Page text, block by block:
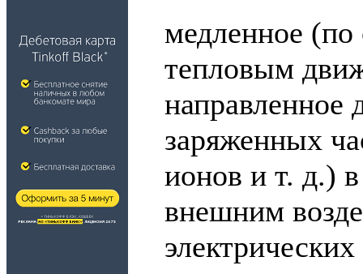
медленное
тепловым
направленное
заряженных
ионов и т. д.)
внешним